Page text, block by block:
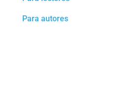
Para autores